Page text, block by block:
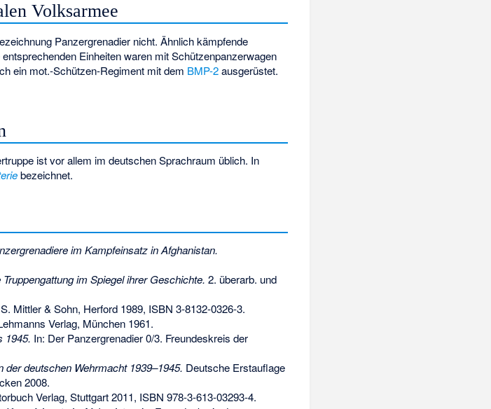
Volksarmee
Panzergrenadier nicht. Ähnlich kämpfende
Einheiten waren mit Schützenpanzerwagen
ein mot.-Schützen-Regiment mit dem BMP-2ausgerüstet.
ist vor allem im deutschen Sprachraum üblich. In
bezeichnet.
im Kampfeinsatz in Afghanistan.
im Spiegel ihrer Geschichte. 2. überarb. und
Mittler & Sohn, Herford 1989, ISBN 3-8132-0326-3.
Verlag, München 1961.
1945. In: Der Panzergrenadier 0/3. Freundeskreis der
der deutschen Wehrmacht 1939–1945. Deutsche Erstauflage
2008.
Verlag, Stuttgart 2011, ISBN 978-3-613-03293-4.